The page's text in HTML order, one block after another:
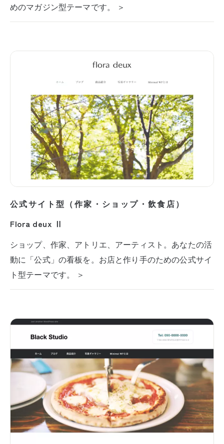
めのマガジン型テーマです。 ＞
公式サイト型（作家・ショップ・飲食店）
Flora deux Ⅱ
ショップ、作家、アトリエ、アーティスト。あなたの活
動に「公式」の看板を。お店と作り手のための公式サイ
ト型テーマです。 ＞